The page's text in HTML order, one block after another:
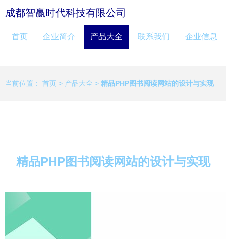
成都智赢时代科技有限公司
首页 企业简介 产品大全 联系我们 企业信息
当前位置： 首页 > 产品大全 > 精品PHP图书阅读网站的设计与实现
精品PHP图书阅读网站的设计与实现